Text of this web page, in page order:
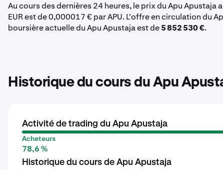
Au cours des dernières 24 heures, le prix du Apu Apustaja
EUR est de 0,000017 € par APU. L'offre en circulation du
boursière actuelle du Apu Apustaja est de5 852 530 €.
Historique du cours du Apu
Activité de trading du Apu Apustaja
Acheteurs
78,6 %
Historique du cours de Apu Apustaja